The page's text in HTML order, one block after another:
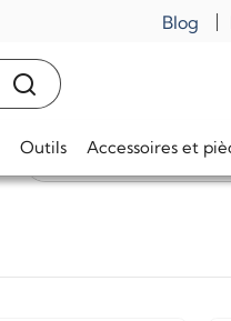
Blog
Outils Accessoires et